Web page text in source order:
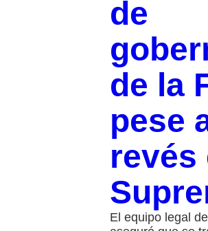
de
de la
pese
revés
El equipo legal